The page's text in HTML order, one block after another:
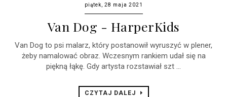
piątek, 28 maja 2021
Van Dog - HarperKids
Van Dog to psi malarz, który postanowił wyruszyć w plener,
żeby namalować obraz. Wczesnym rankiem udał się na
piękną łąkę. Gdy artysta rozstawiał szt ...
CZYTAJ DALEJ